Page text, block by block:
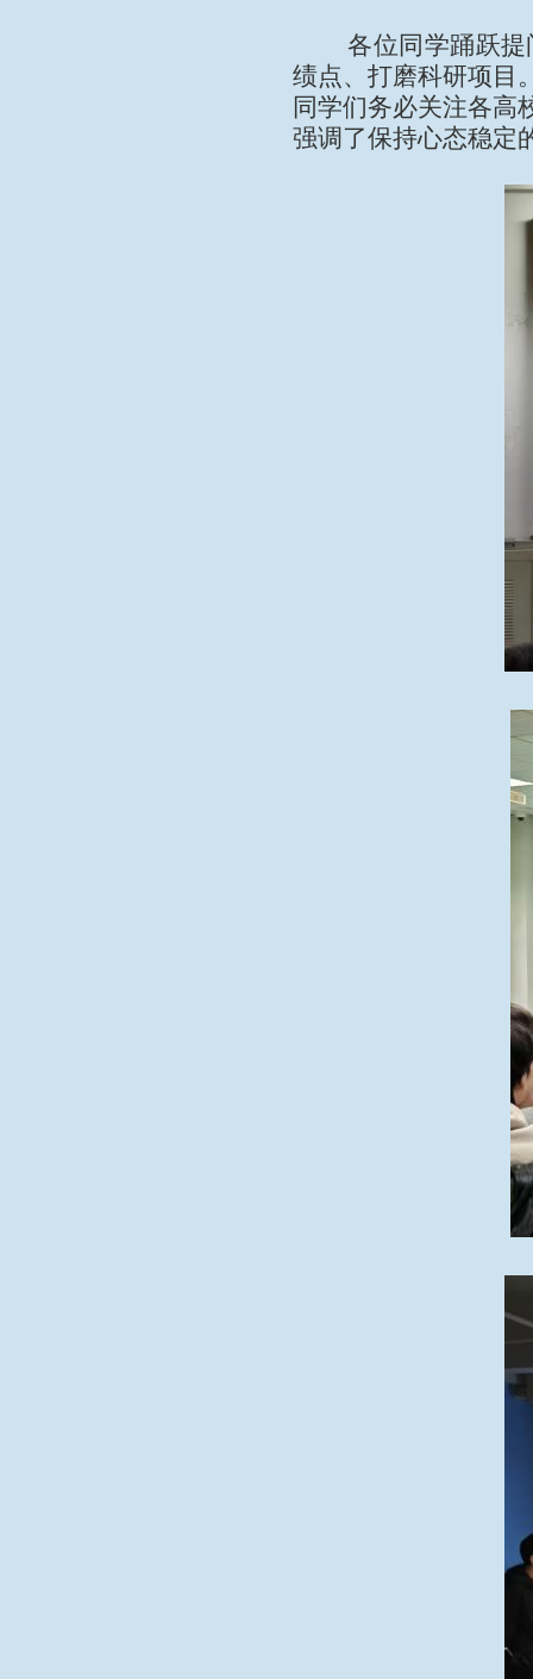
各位同学踊跃提
绩点、打磨科研项目
同学们务必关注各高
强调了保持心态稳定